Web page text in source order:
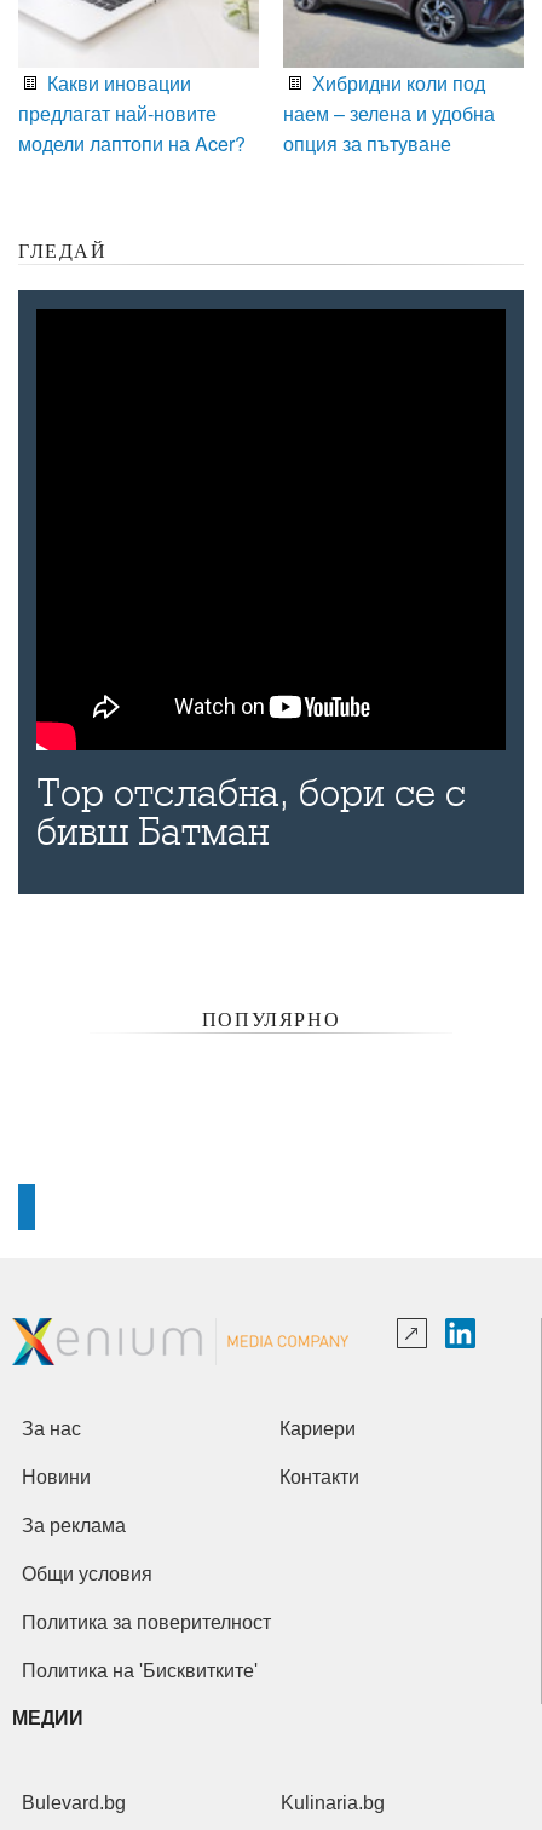
Какви иновации
предлагат най-новите
модели лаптопи на Acer?
Хибридни коли под
наем – зелена и удобна
опция за пътуване
ГЛЕДАЙ
Тор отслабна, бори се с
бивш Батман
ПОПУЛЯРНО
За нас Кариери
Новини Контакти
За реклама
Общи условия
Политика за поверителност
Политика на 'Бисквитките'
МЕДИИ
Bulevard.bg Kulinaria.bg